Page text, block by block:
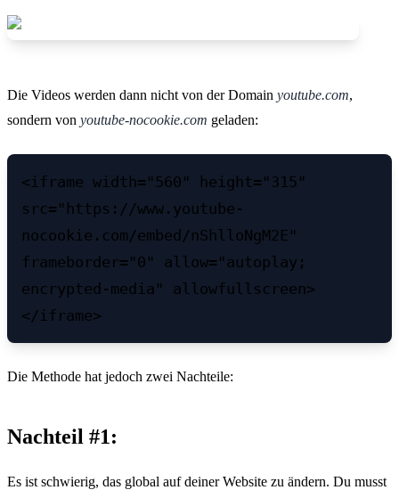
Die Videos werden dann nicht von der Domain youtube.com,
sondern von youtube-nocookie.com geladen:
<iframe width="560" height="315"
src="https://www.youtube-
nocookie.com/embed/nShlloNgM2E"
frameborder="0" allow="autoplay;
encrypted-media" allowfullscreen>
</iframe>
Die Methode hat jedoch zwei Nachteile:
Nachteil #1:
Es ist schwierig, das global auf deiner Website zu ändern. Du musst